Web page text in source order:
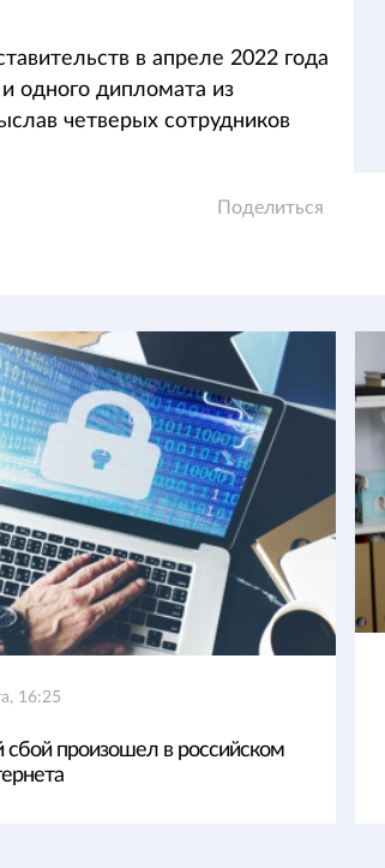
в апреле 2022 года
одного дипломата из
четверых сотрудников
Поделиться
16:25
произошел в российском